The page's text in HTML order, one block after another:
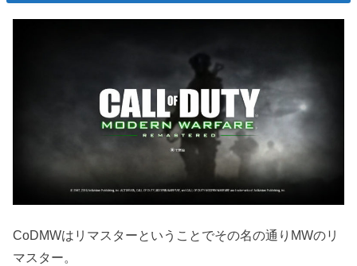
CoDMWはリマスターということでその名の通りMWのリ
マスター。